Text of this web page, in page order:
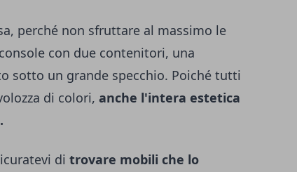
perché non sfruttare al massimo le
con due contenitori, una
sotto un grande specchio. Poiché tutti
di colori, anche l'intera estetica
di trovare mobili che lo